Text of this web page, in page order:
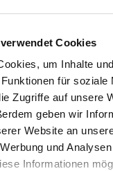
Cookies
um Inhalte
für soziale
Zugriffe auf unsere
geben wir
Website an
und
Informationen
des
allen
Speichert
des
Cookies auf
aktuellen